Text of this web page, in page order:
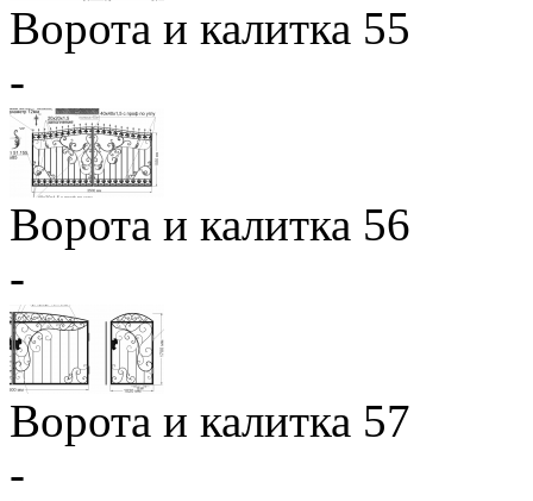
Ворота и калитка 55
-
Ворота и калитка 56
-
Ворота и калитка 57
-